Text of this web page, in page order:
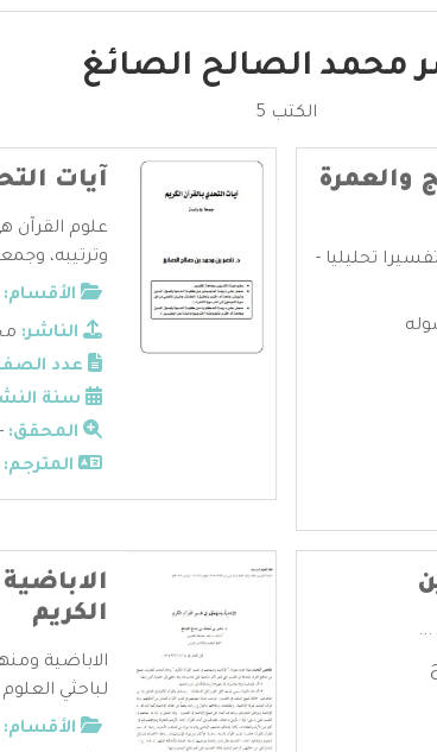
محمد الصالح الصائغ
الكتب 5
والعمرة
تحليليا -
آيات
علوم القرآن
وترتيبه،
الأقسام:
الناشر:
عدد
سنة
المحقق:
المترجم:
...
الكريم
الاباضية
لباحثي
الأقسام: